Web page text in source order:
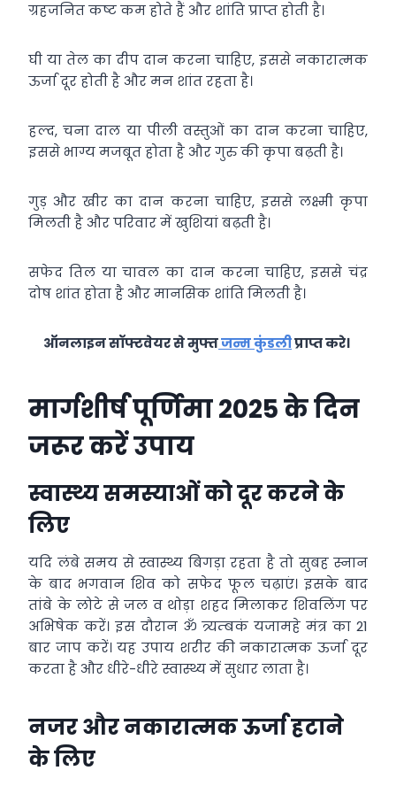
ग्रहजनित कष्ट कम होते हैं और शांति प्राप्त होती है।
घी या तेल का दीप दान करना चाहिए, इससे नकारात्मक
ऊर्जा दूर होती है और मन शांत रहता है।
हल्द, चना दाल या पीली वस्तुओं का दान करना चाहिए,
इससे भाग्य मजबूत होता है और गुरु की कृपा बढ़ती है।
गुड़ और खीर का दान करना चाहिए, इससे लक्ष्मी कृपा
मिलती है और परिवार में खुशियां बढ़ती है।
सफेद तिल या चावल का दान करना चाहिए, इससे चंद्र
दोष शांत होता है और मानसिक शांति मिलती है।
ऑनलाइन सॉफ्टवेयर से मुफ्तजन्म कुंडलीप्राप्त करे।
मार्गशीर्ष पूर्णिमा 2025 के दिन
जरूर करें उपाय
स्वास्थ्य समस्याओं को दूर करने के
लिए
यदि लंबे समय से स्वास्थ्य बिगड़ा रहता है तो सुबह स्नान
के बाद भगवान शिव को सफेद फूल चढ़ाएं। इसके बाद
तांबे के लोटे से जल व थोड़ा शहद मिलाकर शिवलिंग पर
अभिषेक करें। इस दौरान ॐ त्र्यम्बकं यजामहे मंत्र का 21
बार जाप करें। यह उपाय शरीर की नकारात्मक ऊर्जा दूर
करता है और धीरे-धीरे स्वास्थ्य में सुधार लाता है।
नजर और नकारात्मक ऊर्जा हटाने
के लिए